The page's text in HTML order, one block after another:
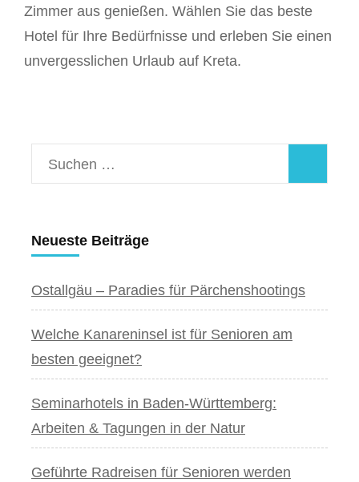
Zimmer aus genießen. Wählen Sie das beste
Hotel für Ihre Bedürfnisse und erleben Sie einen
unvergesslichen Urlaub auf Kreta.
Suchen
nach:
Neueste Beiträge
Ostallgäu – Paradies für Pärchenshootings
Welche Kanareninsel ist für Senioren am
besten geeignet?
Seminarhotels in Baden-Württemberg:
Arbeiten & Tagungen in der Natur
Geführte Radreisen für Senioren werden